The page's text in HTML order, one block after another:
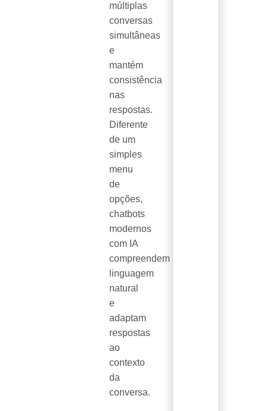
múltiplas
conversas
simultâneas
e
mantém
consistência
nas
respostas.
Diferente
de um
simples
menu
de
opções,
chatbots
modernos
com IA
compreendem
linguagem
natural
e
adaptam
respostas
ao
contexto
da
conversa.